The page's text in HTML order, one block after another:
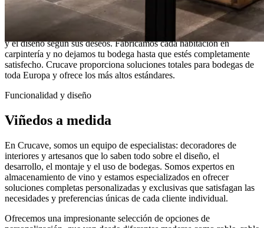
Crucave es el destino definitivo para quienes sueñan con crear la
bodega o sala de vinos perfecta. Nos encargamos de todo el proceso
y el diseño según sus deseos. Fabricamos cada habitación en
carpintería y no dejamos tu bodega hasta que estés completamente
satisfecho. Crucave proporciona soluciones totales para bodegas de
toda Europa y ofrece los más altos estándares.
Funcionalidad y diseño
Viñedos a medida
En Crucave, somos un equipo de especialistas: decoradores de
interiores y artesanos que lo saben todo sobre el diseño, el
desarrollo, el montaje y el uso de bodegas. Somos expertos en
almacenamiento de vino y estamos especializados en ofrecer
soluciones completas personalizadas y exclusivas que satisfagan las
necesidades y preferencias únicas de cada cliente individual.
Ofrecemos una impresionante selección de opciones de